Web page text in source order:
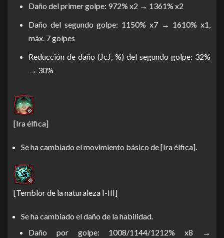
Daño del primer golpe: 972% x2 → 1361% x2
Daño del segundo golpe: 1150% x7 → 1610% x1,
máx. 7 golpes
Reducción de daño (JcJ, %) del segundo golpe: 32%
→ 30%
[Ira élfica]
Se ha cambiado el movimiento básico de [Ira élfica].
[Temblor de la naturaleza I-III]
Se ha cambiado el daño de la habilidad.
Daño por golpe: 1008/1144/1212% x8 →